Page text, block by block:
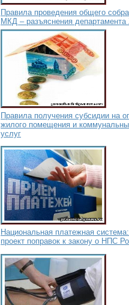
Правила проведения общего
МКД – разъяснения
Правила получения субсидии на
жилого помещения и
услуг
Национальная платежная система:
проект поправок к закону о НПС